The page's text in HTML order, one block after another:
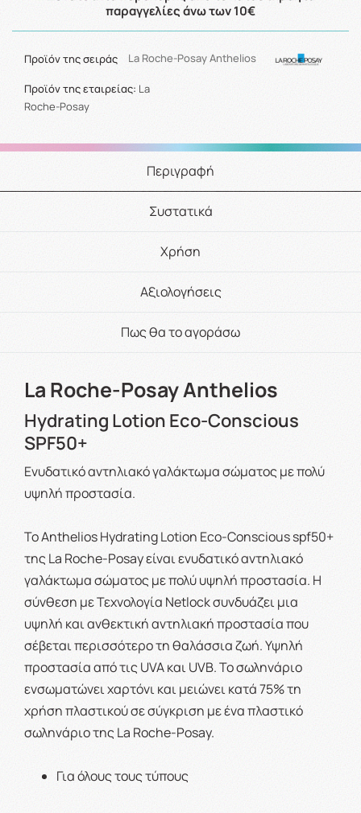
παραγγελίες άνω των 10€
Προϊόν της σειράς La Roche-Posay Anthelios
Προϊόν της εταιρείας: La
Roche-Posay
Περιγραφή
Συστατικά
Χρήση
Αξιολογήσεις
Πως θα το αγοράσω
La Roche-Posay Anthelios
Hydrating Lotion Eco-Conscious
SPF50+
Ενυδατικό αντηλιακό γαλάκτωμα σώματος με πολύ
υψηλή προστασία.
Το Anthelios Hydrating Lotion Eco-Conscious spf50+
της La Roche-Posay είναι ενυδατικό αντηλιακό
γαλάκτωμα σώματος με πολύ υψηλή προστασία. Η
σύνθεση με Τεχνολογία Netlock συνδυάζει μια
υψηλή και ανθεκτική αντηλιακή προστασία που
σέβεται περισσότερο τη θαλάσσια ζωή. Υψηλή
προστασία από τις UVA και UVB. Το σωληνάριο
ενσωματώνει χαρτόνι και μειώνει κατά 75% τη
χρήση πλαστικού σε σύγκριση με ένα πλαστικό
σωληνάριο της La Roche-Posay.
Για όλους τους τύπους